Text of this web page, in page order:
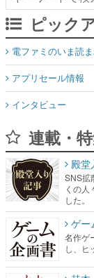
ピック
電ファミのいま読
アプリセール情報
インタビュー
連載・
殿堂
SNS拡
くの人
した。
ゲー
名作ゲ
し、ヒ